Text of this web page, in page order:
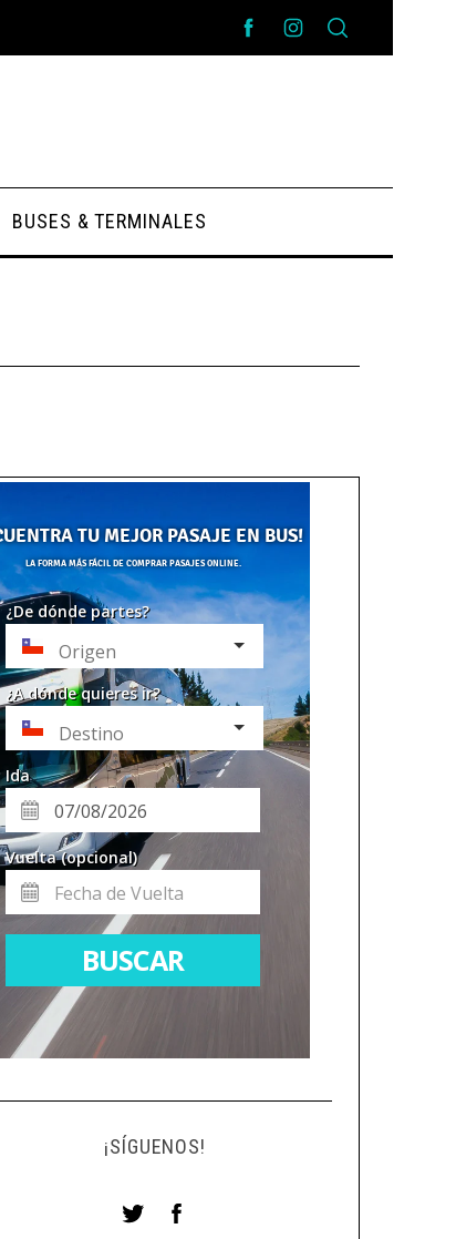
BUSES & TERMINALES
¡SÍGUENOS!